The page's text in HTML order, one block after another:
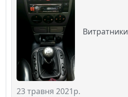
23 травня 2021р.
Витратники